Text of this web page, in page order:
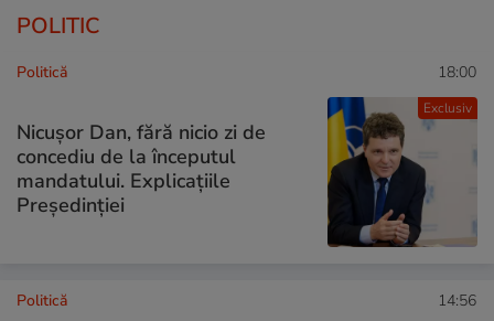
POLITIC
Exclusiv
Politică 18:00
Nicușor Dan, fără nicio zi de
concediu de la începutul
mandatului. Explicațiile
Președinției
Politică 14:56